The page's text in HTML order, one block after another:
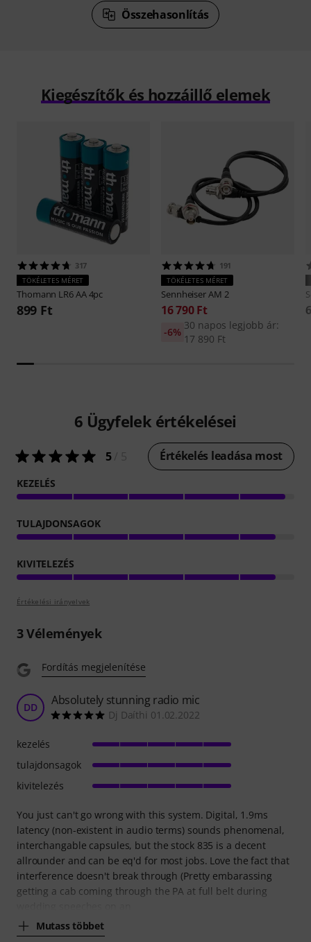
Összehasonlítás
Kiegészítők és hozzáillő elemek
317
TÖKÉLETES MÉRET
Thomann LR6 AA 4pc
899 Ft
191
TÖKÉLETES MÉRET
SennheiserAM 2
16 790 Ft
30 napos legjobb ár:
17 890 Ft
-6%
6 Ügyfelek értékelései
5/ 5 Értékelés leadása most
KEZELÉS
TULAJDONSAGOK
KIVITELEZÉS
Értékelési irányelvek
3Vélemények
Fordítás megjelenítése
DD Absolutely stunning radio mic
Dj Daíthi 01.02.2022
You just can't go wrong with this system. Digital, 1.9ms
latency (non-existent in audio terms) sounds phenomenal,
interchangable capsules, but the stock 835 is a decent
allrounder and can be eq'd for most jobs. Love the fact that
interference doesn't break through (Pretty embarassing
getting a cab coming through the PA at full belt during
Mutass többet
kezelés
tulajdonsagok
kivitelezés